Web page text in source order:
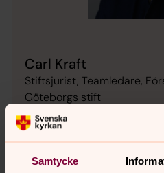
Samtycke
Carl Kraft
Stiftsjurist, Teamledare,
Göteborgs stift
Direkt:031-771 30 29
E-post: